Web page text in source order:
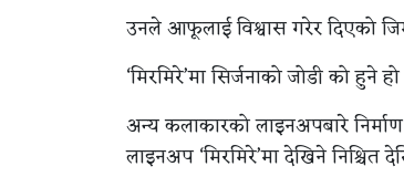
उनले आफूलाई विश्वास गरेर दिएको
‘मिरमिरे’मा सिर्जनाको जोडी को
अन्य कलाकारको लाइनअपबारे
लाइनअप ‘मिरमिरे’मा देखिने निश्चित